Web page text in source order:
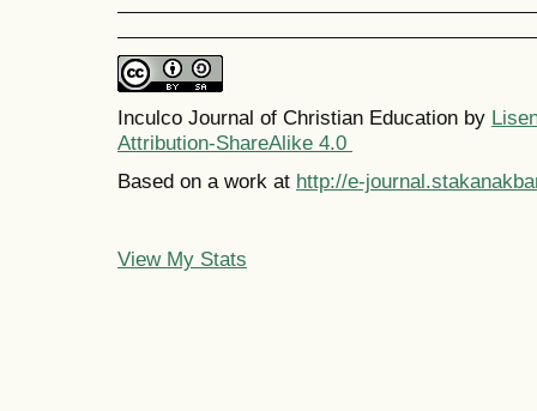
Inculco Journal of Christian Education by
Attribution-ShareAlike 4.0
Based on a work at http://e-
View My Stats